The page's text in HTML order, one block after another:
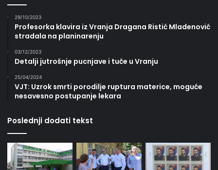
29/10/2023
Profesorka klavira iz Vranja Dragana Ristić Mladenović
stradala na planinarenju
03/12/2023
Detalji jutrošnje pucnjave i tuče u Vranju
25/04/2024
VJT: Uzrok smrti porodilje ruptura materice, moguće
nesavesno postupanje lekara
Poslednji dodati tekst